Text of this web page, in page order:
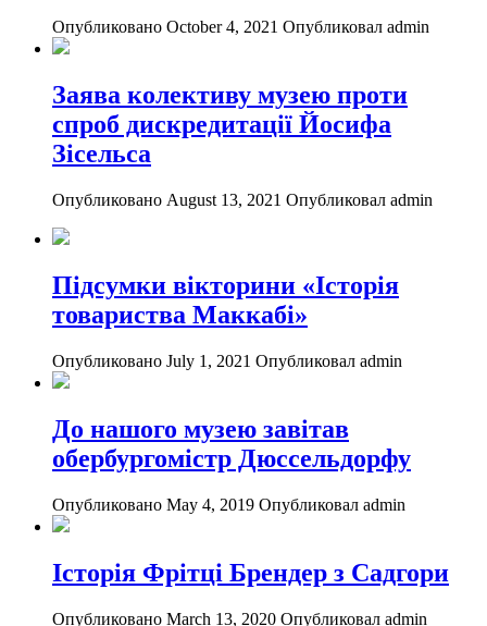
Опубликовано October 4, 2021 Опубликовал admin
Заява колективу музею проти
спроб дискредитації Йосифа
Зісельса
Опубликовано August 13, 2021 Опубликовал admin
Підсумки вікторини «Історія
товариства Маккабі»
Опубликовано July 1, 2021 Опубликовал admin
До нашого музею завітав
обербургомістр Дюссельдорфу
Опубликовано May 4, 2019 Опубликовал admin
Історія Фрітці Брендер з Садгори
Опубликовано March 13, 2020 Опубликовал admin